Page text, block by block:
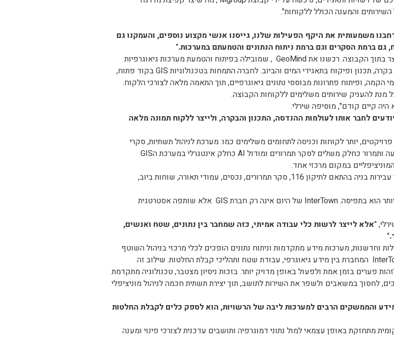
והמענה הכולל ללקוחות".
משמעותית את היקף הפעילות שלנו, גייסנו אנשי מקצוע נוספים, והעמקנו גם
ברמת הסקרים וגם ברמת ניתוח הנתונים והטמעתם במערכות.
"
אחד הגורמים המרכזיים לצמיחה הוא השילוב שנוצר בתוך הקבוצה. רכשנו את GeoMind , שמובילה בפיתוח והטמעת מערכות גיאוגרפיות
והנדסיות המספקות פתרונות חכמים לניהול מידע, בקרה, תכנון ופיקוח בתאגידי המים והביוב. לחברה התמחות בטכנולוגיות GIS בקוד פתוח,
הקמה, ופיתוח פתרונות מבוססי נתונים גיאוגרפיים, תוך התאמה מלאה לצורכי הלקוח.
לחבר אותו לעולמות ההנדסה, התכנון והבקרה, ולייצר ללקוח תמונה מלאה
יותר לקוחות וכניסה לתחומים משלימים כמו: מערכת לניהול תשתיות, סקרי
נכסים מתקדמים, פיתוח מערכת לניהול ועדות תנועה ותמרור כחלק משלים לסקר תמרורים ומודול AI כחלק אינטגרלי במערכת הGIS
במקום מרכזי אחד.
החברה מתמחה גם בביצוע מגוון סקרים כגון: סקר עבירות בניה בהתאם לתיקון 116, סקר תמרורים, נכסים, עמודי תאורה, שוחות ביוב,
אך מעבר למספרים, נדמה כי השינוי המשמעותי ביותר הוא בתפיסה. InterTown של היום אינה רק חברת GIS אלא שותפה אסטרטגית
"אלא לייצר לרשות כלי עבודה אמיתי, כזה שמחבר בין נתונים, שטח ואנשים,
.
"
וחדשנות, מערכות מידע מתקדמות וניתוח נתונים הופכים לכלי מרכזי בניהול השוטף
ובתכנון ארוך טווח. בנקודת החיבור הזו פועלתInterTown המחברת בין מידע גיאוגרפי, עבודת שטח ותהליכי קבלת החלטות. שילוב זה
פערים בזמן אמת ולפעול באופן מדויק יותר. בזכות ניסיון מצטבר, טכנולוגיה מתקדמת
לחסוך במשאבים ולשפר את השירות לתושב, תוך יצירת תשתית חכמה לניהול מוניציפלי
והממשקים הרבים למערכות ליבה של הרשויות, הוא לספק כלים לקבלת החלטות
מתחזקת באופן עצמאי למול נתוני דמוגרפיה ותושבים עדכנית לצורכי פינוי ומענה